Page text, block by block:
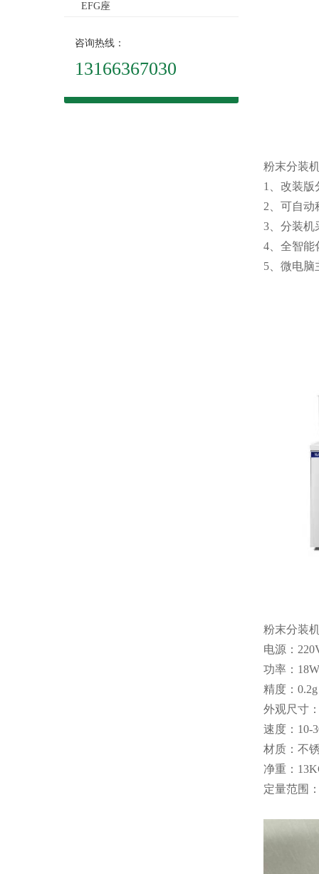
EFG座
咨询热线：
13166367030
粉末分装
1、改装版
2、可自动
3、分装机
4、全智能
5、微电脑
粉末分装
电源：
功率：18W
精度：0.2g
外观尺寸
速度：10-
材质：不
净重：
定量范围